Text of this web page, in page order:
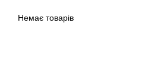
Немає товарів